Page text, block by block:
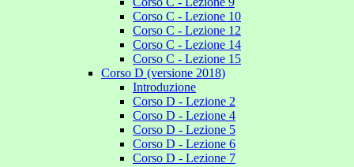
Corso C - Lezione 10
Corso C - Lezione 12
Corso C - Lezione 14
Corso C - Lezione 15
Corso D (versione 2018)
Introduzione
Corso D - Lezione 2
Corso D - Lezione 4
Corso D - Lezione 5
Corso D - Lezione 6
Corso D - Lezione 7